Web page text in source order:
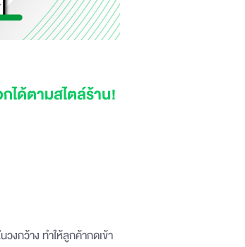
ได้ตามสไตล์ร้าน!
งกว้าง ทำให้ลูกค้ากดเข้า